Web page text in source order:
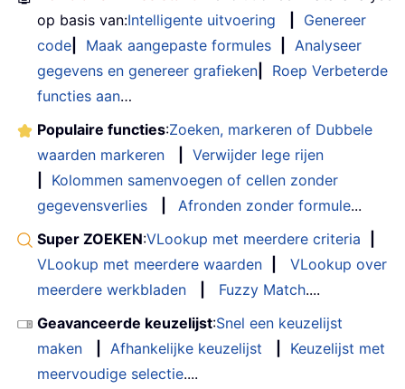
op basis van:Intelligente uitvoering
Genereer
code
Maak aangepaste formules
Analyseer
gegevens en genereer grafieken
Roep Verbeterde
functies aan…
Populaire functies:Zoeken, markeren of Dubbele
waarden markeren
Verwijder lege rijen
Kolommen samenvoegen of cellen zonder
gegevensverlies
Afronden zonder formule...
Super ZOEKEN:VLookup met meerdere criteria
VLookup met meerdere waarden
VLookup over
meerdere werkbladen
Fuzzy Match....
Geavanceerde keuzelijst:Snel een keuzelijst
maken
Afhankelijke keuzelijst
Keuzelijst met
meervoudige selectie....